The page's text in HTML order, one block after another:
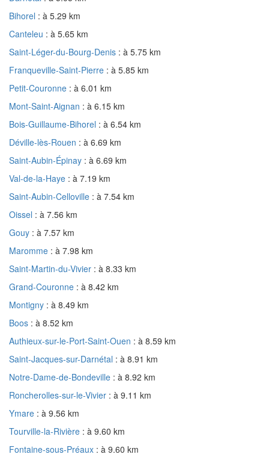
Bihorel : à 5.29 km
Canteleu : à 5.65 km
Saint-Léger-du-Bourg-Denis : à 5.75 km
Franqueville-Saint-Pierre : à 5.85 km
Petit-Couronne : à 6.01 km
Mont-Saint-Aignan : à 6.15 km
Bois-Guillaume-Bihorel : à 6.54 km
Déville-lès-Rouen : à 6.69 km
Saint-Aubin-Épinay : à 6.69 km
Val-de-la-Haye : à 7.19 km
Saint-Aubin-Celloville : à 7.54 km
Oissel : à 7.56 km
Gouy : à 7.57 km
Maromme : à 7.98 km
Saint-Martin-du-Vivier : à 8.33 km
Grand-Couronne : à 8.42 km
Montigny : à 8.49 km
Boos : à 8.52 km
Authieux-sur-le-Port-Saint-Ouen : à 8.59 km
Saint-Jacques-sur-Darnétal : à 8.91 km
Notre-Dame-de-Bondeville : à 8.92 km
Roncherolles-sur-le-Vivier : à 9.11 km
Ymare : à 9.56 km
Tourville-la-Rivière : à 9.60 km
Fontaine-sous-Préaux : à 9.60 km